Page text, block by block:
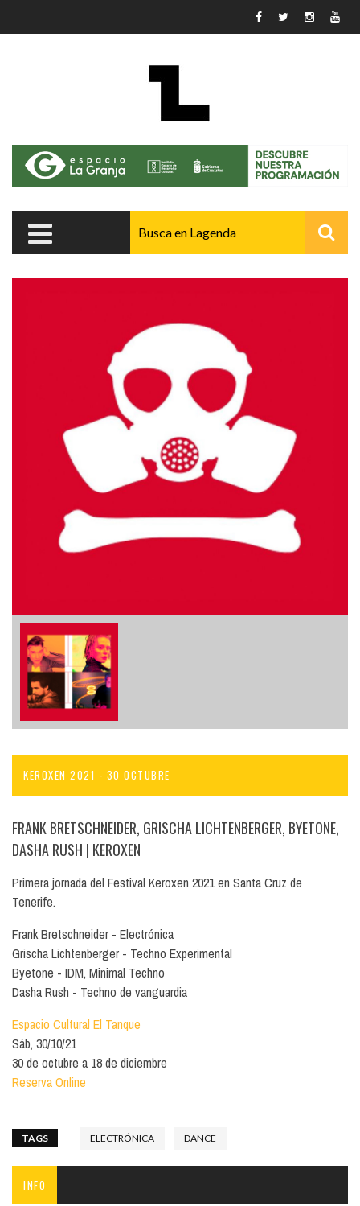
KEROXEN 2021 - 30 OCTUBRE
FRANK BRETSCHNEIDER, GRISCHA LICHTENBERGER, BYETONE,
DASHA RUSH | KEROXEN
Primera jornada del Festival Keroxen 2021 en Santa Cruz de
Tenerife.
Frank Bretschneider - Electrónica
Grischa Lichtenberger - Techno Experimental
Byetone - IDM, Minimal Techno
Dasha Rush - Techno de vanguardia
Espacio Cultural El Tanque
Sáb, 30/10/21
30 de octubre a 18 de diciembre
Reserva Online
TAGS ELECTRÓNICA DANCE
INFO